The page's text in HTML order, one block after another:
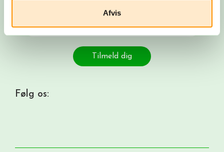
Afvis
Tilmeld dig
Følg os: